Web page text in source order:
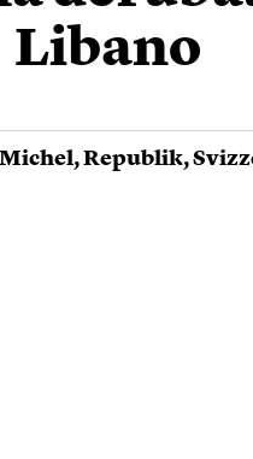
Libano
,Republik,